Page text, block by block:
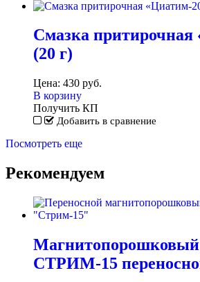
Смазка притирочная
(20 г)
Цена: 430 руб.
В корзину
Получить КП
Добавить в сравнение
Посмотреть еще
Рекомендуем
Магнитопорошковый
СТРИМ-15